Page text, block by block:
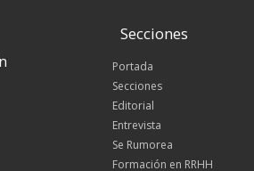
Secciones
Portada
Secciones
Editorial
Entrevista
Se Rumorea
Formación en RRHH